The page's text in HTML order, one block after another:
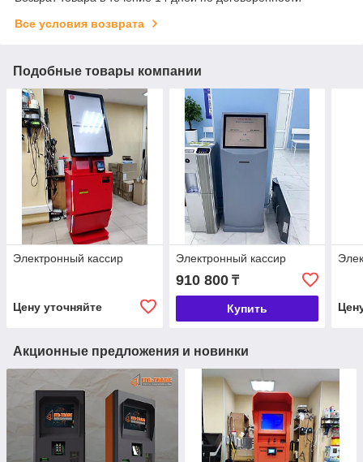
Все условия возврата
Подобные товары компании
Электронный кассир
Цену уточняйте
Электронный кассир
910 800₸
Купить
Акционные предложения и новинки